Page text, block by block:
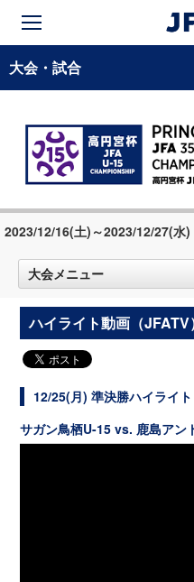
大会・試合
2023/12/16(土)～2023/12/27(水)
大会メニュー
ハイライト動画（JFATV
12/25(月) 準決勝ハイライト
サガン鳥栖U-15 vs. 鹿島アン